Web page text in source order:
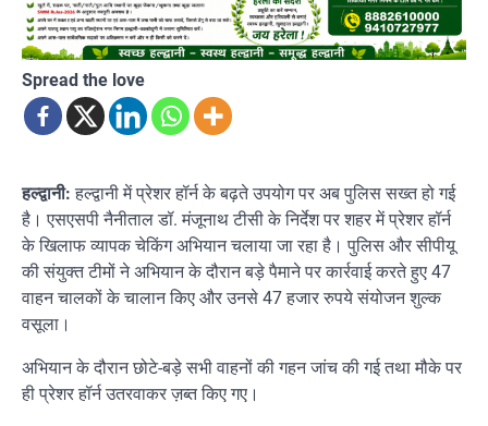
Spread the love
हल्द्वानी: हल्द्वानी में प्रेशर हॉर्न के बढ़ते उपयोग पर अब पुलिस सख्त हो गई
है। एसएसपी नैनीताल डॉ. मंजूनाथ टीसी के निर्देश पर शहर में प्रेशर हॉर्न
के खिलाफ व्यापक चेकिंग अभियान चलाया जा रहा है। पुलिस और सीपीयू
की संयुक्त टीमों ने अभियान के दौरान बड़े पैमाने पर कार्रवाई करते हुए 47
वाहन चालकों के चालान किए और उनसे 47 हजार रुपये संयोजन शुल्क
वसूला।
अभियान के दौरान छोटे-बड़े सभी वाहनों की गहन जांच की गई तथा मौके पर
ही प्रेशर हॉर्न उतरवाकर ज़ब्त किए गए।